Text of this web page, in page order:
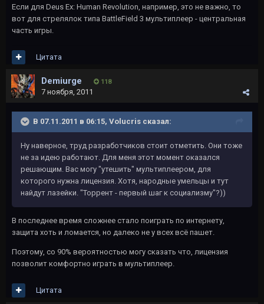
Если для Deus Ex: Human Revolution, например, это не важно, то
вот для стрелялок типа BattleField 3 мультиплеер - центральная
часть игры.
Цитата
Demiurge 118
7 ноября, 2011
В 07.11.2011 в 06:15, Volucris сказал:
Ну наверное, труд разработчиков стоит отметить. Они тоже
не за идею работают. Для меня этот момент оказался
решающим. Вас могу "утешить" мультиплеером, для
которого нужна лицензия. Хотя, народные умельцы и тут
найдут лазейки. "Торрент - первый шаг к социализму"?))
В последнее время сложнее стало поиграть по интернету,
защита хоть и ломается, но далеко не у всех всё пашет.
Поэтому, со 90% вероятностью могу сказать что, лицензия
позволит комфортно играть в мультиплеер.
Цитата